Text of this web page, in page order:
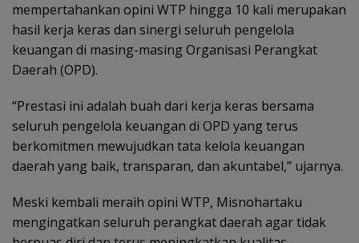
mempertahankan opini WTP hingga 10 kali merupakan
hasil kerja keras dan sinergi seluruh pengelola
keuangan di masing-masing Organisasi Perangkat
Daerah (OPD).
“Prestasi ini adalah buah dari kerja keras bersama
seluruh pengelola keuangan di OPD yang terus
berkomitmen mewujudkan tata kelola keuangan
daerah yang baik, transparan, dan akuntabel,” ujarnya.
Meski kembali meraih opini WTP, Misnohartaku
mengingatkan seluruh perangkat daerah agar tidak